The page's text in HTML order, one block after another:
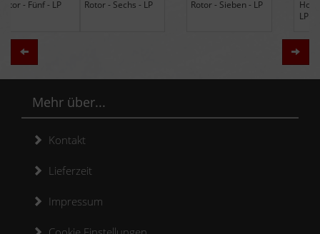
Rotor - Sechs - LP Rotor - Sieben - LP
Hodja - The Band -
LP (Limited Edition
Zurück
Mehr über...
Kontakt
Lieferzeit
Impressum